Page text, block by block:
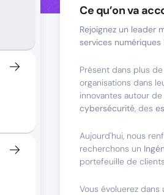
Ce qu’on va
Rejoignez un leader
services numériques
Présent dans plus
organisations dans
innovantes autour de
cybersécurité, des
Aujourd'hui, nous
recherchons un
portefeuille de
Vous évoluerez